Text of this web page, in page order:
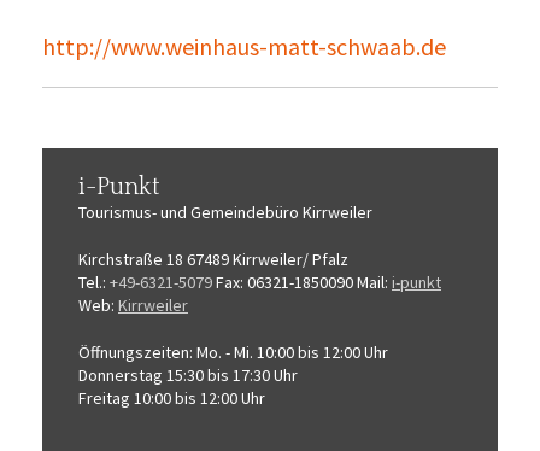
http://www.weinhaus-matt-schwaab.de
i-Punkt
Tourismus-und Gemeindebüro Kirrweiler
Kirchstraße 18 67489 Kirrweiler/ Pfalz
Tel.: +49-6321-5079Fax: 06321-1850090Mail: i-punkt
Web: Kirrweiler
Öffnungszeiten: Mo. - Mi. 10:00 bis 12:00 Uhr
Donnerstag 15:30 bis 17:30 Uhr
Freitag 10:00 bis 12:00 Uhr